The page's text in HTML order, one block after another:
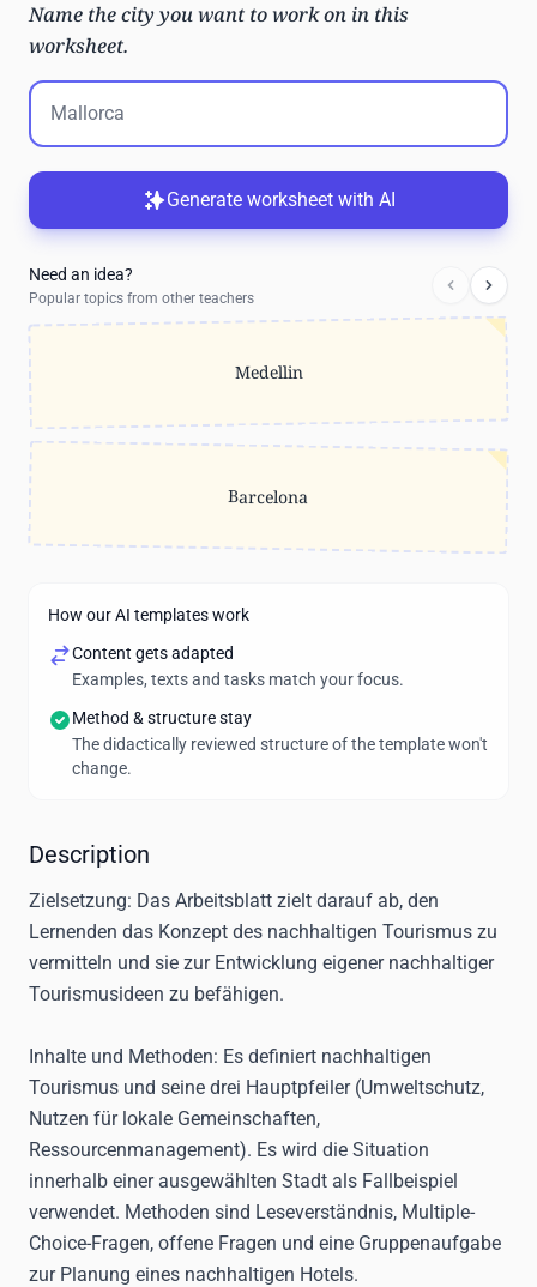
Name the city you want to work on in this
worksheet.
Generate worksheet with AI
Need an idea?
Popular topics from other teachers
Medellin
Barcelona
How our AI templates work
Content gets adapted
Examples, texts and tasks match your focus.
Method & structure stay
The didactically reviewed structure of the template won't
change.
Description
Zielsetzung: Das Arbeitsblatt zielt darauf ab, den
Lernenden das Konzept des nachhaltigen Tourismus zu
vermitteln und sie zur Entwicklung eigener nachhaltiger
Tourismusideen zu befähigen.
Inhalte und Methoden: Es definiert nachhaltigen
Tourismus und seine drei Hauptpfeiler (Umweltschutz,
Nutzen für lokale Gemeinschaften,
Ressourcenmanagement). Es wird die Situation
innerhalb einer ausgewählten Stadt als Fallbeispiel
verwendet. Methoden sind Leseverständnis, Multiple-
Choice-Fragen, offene Fragen und eine Gruppenaufgabe
zur Planung eines nachhaltigen Hotels.